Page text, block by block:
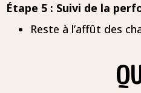
Étape 5 : Suivi de la
Reste à l’affût des